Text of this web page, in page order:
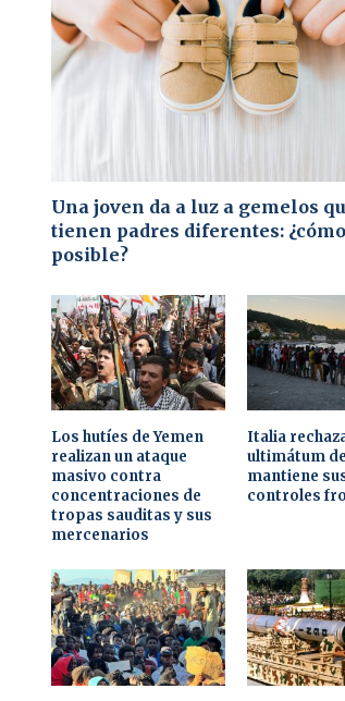
Una joven da a luz a gemelos
tienen padres diferentes:
posible?
Los hutíes de Yemen
realizan un ataque
masivo contra
concentraciones de
tropas sauditas y sus
mercenarios
Italia
ultimátum
mantiene
controles